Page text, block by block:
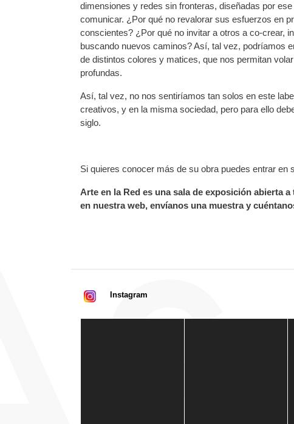
dimensiones y redes sin fronteras, diseñadas por
comunicar. ¿Por qué no revalorar sus esfuerzos en
conscientes? ¿Por qué no invitar a otros a co-crear,
buscando nuevos caminos? Así, tal vez, podríamos
de distintos colores y matices, que nos permitan
profundas.
Así, tal vez, no nos sentiríamos tan solos en este
creativos, y en la misma sociedad, pero para ello
siglo.
Si quieres conocer más de su obra puedes entrar en
Arte en la Red es una sala de exposición abierta
en nuestra web, envíanos una muestra y
Instagram